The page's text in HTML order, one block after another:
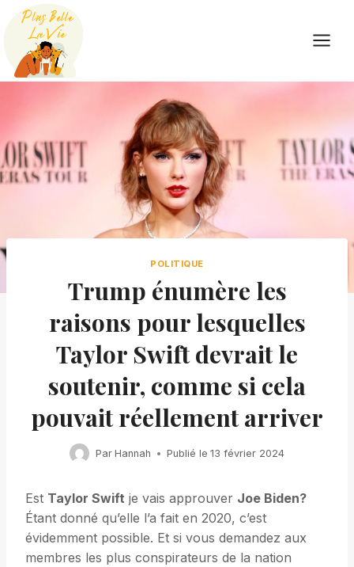
Skip
content
POLITIQUE
Trump énumère les
raisons pour lesquelles
Taylor Swift devrait le
soutenir, comme si cela
pouvait réellement arriver
Par Hannah Publié le 13 février 2024
Est Taylor Swift je vais approuver Joe Biden?
Étant donné qu’elle l’a fait en 2020, c’est
évidemment possible. Et si vous demandez aux
membres les plus conspirateurs de la nation